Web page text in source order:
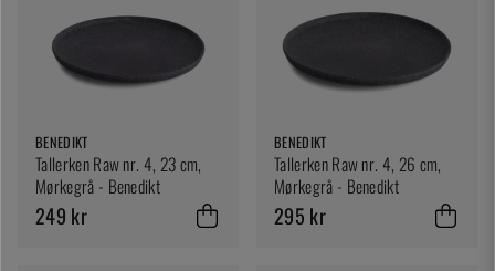
BENEDIKT
Tallerken Raw nr. 4, 23 cm,
Mørkegrå - Benedikt
249 kr
BENEDIKT
Tallerken Raw nr. 4, 26 cm,
Mørkegrå - Benedikt
295 kr